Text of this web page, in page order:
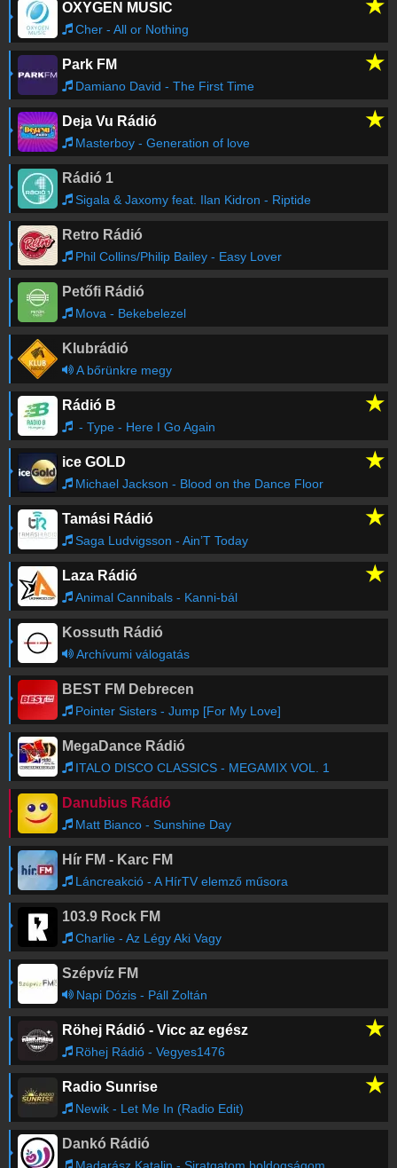
14:45 DANUBIUS-
14:42 Charlie Puth
14:38 Shaggy -It Wasn't Me feat. Rik Rok
14:34 R-Go
14:32 Kim Petras
Logical Song) feat. David Guetta
Régebbi számok lekérése
OXYGEN MUSIC ★
Cher - All or Nothing
Park FM ★
Damiano David - The First Time
Deja Vu Rádió ★
Masterboy - Generation of love
Rádió 1
Sigala & Jaxomy feat. Ilan Kidron - Riptide
Retro Rádió
Phil Collins/Philip Bailey - Easy Lover
Petőfi Rádió
Mova - Bekebelezel
Klubrádió
A bőrünkre megy
Rádió B ★
- Type - Here I Go Again
ice GOLD ★
Michael Jackson - Blood on the Dance Floor
Tamási Rádió ★
Saga Ludvigsson - Ain’T Today
Laza Rádió ★
Animal Cannibals - Kanni-bál
Kossuth Rádió
Archívumi válogatás
BEST FM Debrecen
Pointer Sisters - Jump [For My Love]
MegaDance Rádió
ITALO DISCO CLASSICS - MEGAMIX VOL. 1
Danubius Rádió
Matt Bianco - Sunshine Day
Hír FM - Karc FM
Láncreakció - A HírTV elemző műsora
103.9 Rock FM
Charlie - Az Légy Aki Vagy
Szépvíz FM
Napi Dózis - Páll Zoltán
Röhej Rádió - Vicc az egész ★
Röhej Rádió - Vegyes1476
Radio Sunrise ★
Newik - Let Me In (Radio Edit)
Dankó Rádió